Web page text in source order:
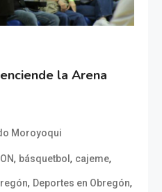
la Arena
Moroyoqui
, básquetbol , cajeme,
, Deportes en Obregón,